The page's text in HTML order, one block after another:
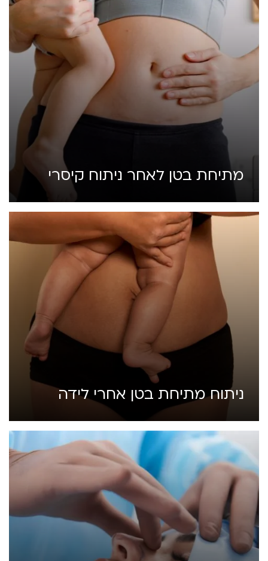
מתיחת בטן לאחר ניתוח קיסרי
ניתוח מתיחת בטן אחרי לידה